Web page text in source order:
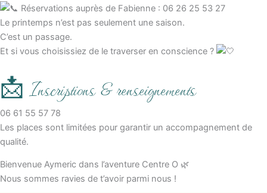
Réservations auprès de Fabienne : 06 26 25 53 27
Le printemps n’est pas seulement une saison.
C’est un passage.
Et si vous choisissiez de le traverser en conscience ?
📩 Inscriptions & renseignements
06 61 55 57 78
Les places sont limitées pour garantir un accompagnement de
qualité.
Bienvenue Aymeric dans l’aventure Centre O 🌿
Nous sommes ravies de t’avoir parmi nous !